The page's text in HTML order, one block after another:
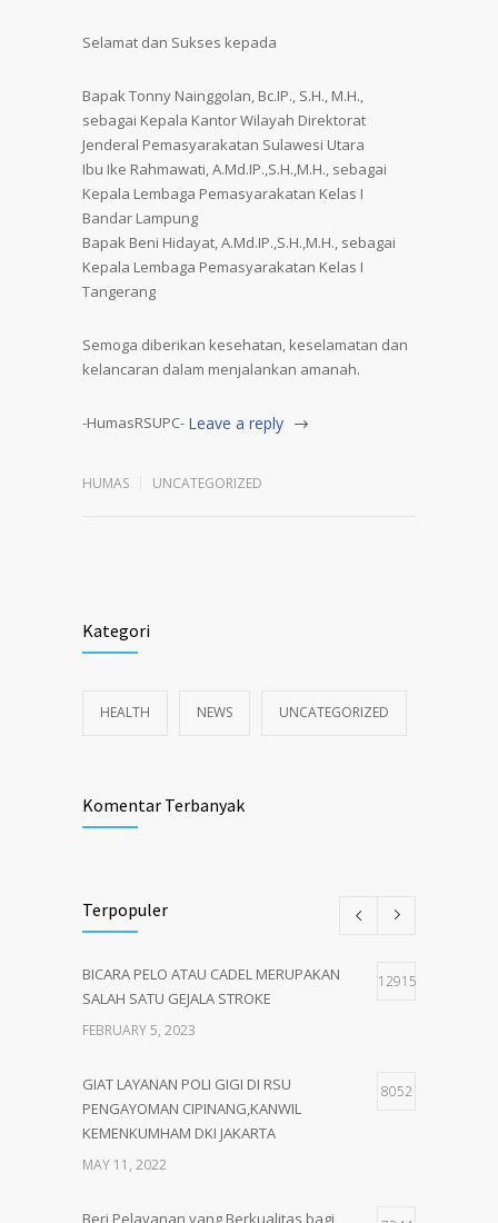
Selamat dan Sukses kepada
Bapak Tonny Nainggolan, Bc.IP., S.H., M.H.,
sebagai Kepala Kantor Wilayah Direktorat
Jenderal Pemasyarakatan Sulawesi Utara
Ibu Ike Rahmawati, A.Md.IP.,S.H.,M.H., sebagai
Kepala Lembaga Pemasyarakatan Kelas I
Bandar Lampung
Bapak Beni Hidayat, A.Md.IP.,S.H.,M.H., sebagai
Kepala Lembaga Pemasyarakatan Kelas I
Tangerang
Semoga diberikan kesehatan, keselamatan dan
kelancaran dalam menjalankan amanah.
-HumasRSUPC- Leave a reply
HUMAS UNCATEGORIZED
Kategori
HEALTH NEWS UNCATEGORIZED
Komentar Terbanyak
Terpopuler
BICARA PELO ATAU CADEL MERUPAKAN
SALAH SATU GEJALA STROKE
12915
FEBRUARY 5, 2023
GIAT LAYANAN POLI GIGI DI RSU
PENGAYOMAN CIPINANG,KANWIL
KEMENKUMHAM DKI JAKARTA
8052
MAY 11, 2022
Beri Pelayanan yang Berkualitas bagi